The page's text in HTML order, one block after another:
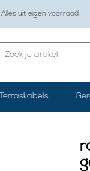
Alles uit eigen voorraad
Terraskabels